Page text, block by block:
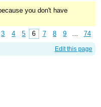
you don't have
3 4 5 6 7 8 9 ... 74
Edit this page